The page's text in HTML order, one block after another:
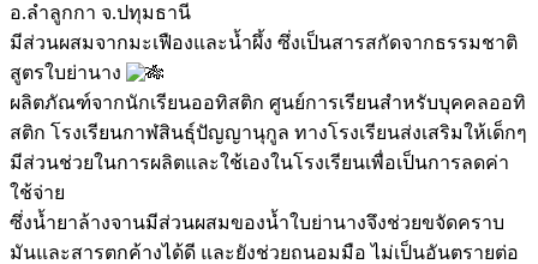
อ.ลำลูกกา จ.ปทุมธานี
มีส่วนผสมจากมะเฟืองและน้ำผึ้ง ซึ่งเป็นสารสกัดจากธรรมชาติ
สูตรใบย่านาง
ผลิตภัณฑ์จากนักเรียนออทิสติก ศูนย์การเรียนสำหรับบุคคลออทิ
สติก โรงเรียนกาฬสินธุ์ปัญญานุกูล ทางโรงเรียนส่งเสริมให้เด็กๆ
มีส่วนช่วยในการผลิตและใช้เองในโรงเรียนเพื่อเป็นการลดค่า
ใช้จ่าย
ซึ่งน้ำยาล้างจานมีส่วนผสมของน้ำใบย่านางจึงช่วยขจัดคราบ
มันและสารตกค้างได้ดี และยังช่วยถนอมมือ ไม่เป็นอันตรายต่อ